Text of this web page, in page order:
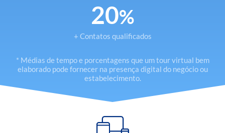
+ Contatos qualificados
20%
* Médias de tempo e porcentagens que um tour virtual bem
elaborado pode fornecer na presença digital do negócio ou
estabelecimento.